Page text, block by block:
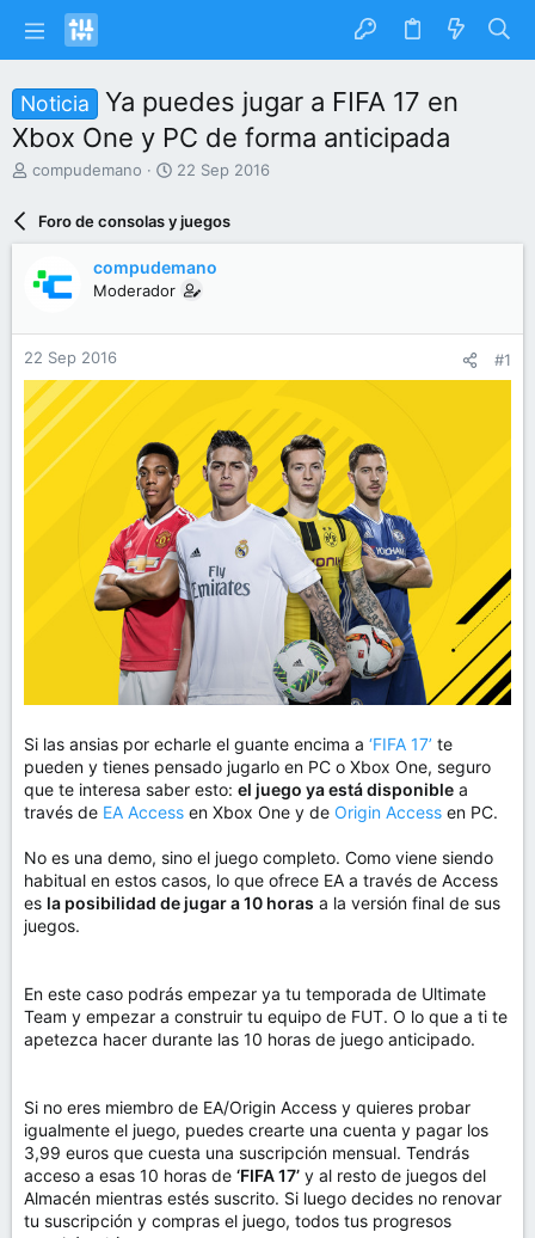
Noticia
Ya puedes jugar a FIFA 17 en
Xbox One y PC de forma anticipada
I
a
r
d
e
l
t
e
m
a
compudemano
F
c
h
d
e
n
c
22 Sep 2016
Foro de consolas y juegos
compudemano
Moderador
22 Sep 2016 #1
Si las ansias por echarle el guante encima a ‘FIFA 17’ te
pueden y tienes pensado jugarlo en PC o Xbox One, seguro
que te interesa saber esto: el juego ya está disponible a
través de EA Access en Xbox One y de Origin Access en PC.
No es una demo, sino el juego completo. Como viene siendo
habitual en estos casos, lo que ofrece EA a través de Access
es la posibilidad de jugar a 10 horas a la versión final de sus
juegos.
En este caso podrás empezar ya tu temporada de Ultimate
Team y empezar a construir tu equipo de FUT. O lo que a ti te
apetezca hacer durante las 10 horas de juego anticipado.
Si no eres miembro de EA/Origin Access y quieres probar
igualmente el juego, puedes crearte una cuenta y pagar los
3,99 euros que cuesta una suscripción mensual. Tendrás
acceso a esas 10 horas de ‘FIFA 17’ y al resto de juegos del
Almacén mientras estés suscrito. Si luego decides no renovar
tu suscripción y compras el juego, todos tus progresos